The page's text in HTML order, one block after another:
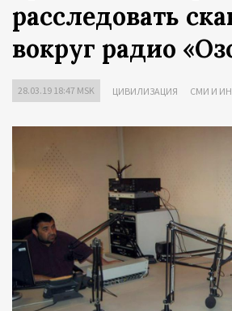
расследовать
вокруг радио
28.03.19 18:47 MSK ЦИВИЛИЗАЦИЯ СМИ И